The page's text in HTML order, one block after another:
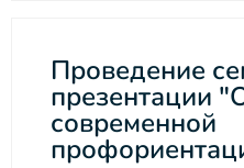
Проведение
презентации
современной